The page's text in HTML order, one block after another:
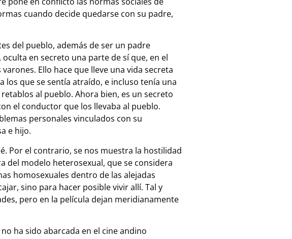
cuando decide quedarse con su padre,
del pueblo, además de ser un padre
en secreto una parte de sí que, en el
Ello hace que lleve una vida secreta
los que se sentía atraído, e incluso tenía una
al pueblo. Ahora bien, es un secreto
el conductor que los llevaba al pueblo.
personales vinculados con su
e hijo.
Por el contrario, se nos muestra la hostilidad
del modelo heterosexual, que se considera
homosexuales dentro de las alejadas
sino para hacer posible vivir allí. Tal y
pero en la película dejan meridianamente
ha sido abarcada en el cine andino